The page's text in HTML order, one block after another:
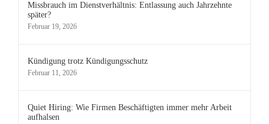
Missbrauch im Dienstverhältnis: Entlassung auch Jahrzehnte
später?
Februar 19, 2026
Kündigung trotz Kündigungsschutz
Februar 11, 2026
Quiet Hiring: Wie Firmen Beschäftigten immer mehr Arbeit
aufhalsen